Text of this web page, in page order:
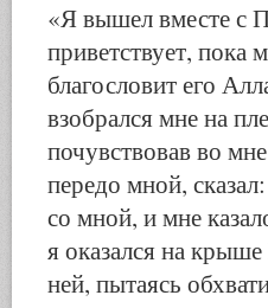
«Я вышел вместе с
приветствует,
благословит его
взобрался мне на
почувствовав во
передо мной,
со мной, и мне
я оказался на
ней, пытаясь